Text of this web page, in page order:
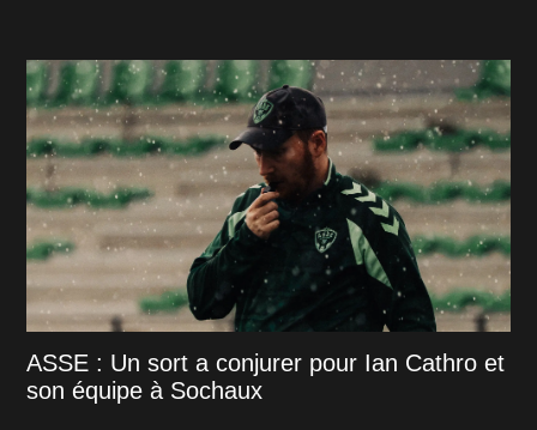
ASSE : Un sort a conjurer pour Ian Cathro et
son équipe à Sochaux